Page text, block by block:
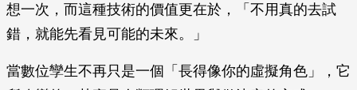
想一次，而這種技術的價值更在於，「不用真的去試
錯，就能先看見可能的未來。」
當數位孿生不再只是一個「長得像你的虛擬角色」，它